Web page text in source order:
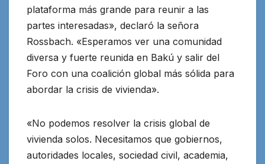
plataforma más grande para reunir a las
partes interesadas», declaró la señora
Rossbach. «Esperamos ver una comunidad
diversa y fuerte reunida en Bakú y salir del
Foro con una coalición global más sólida para
abordar la crisis de vivienda».
«No podemos resolver la crisis global de
vivienda solos. Necesitamos que gobiernos,
autoridades locales, sociedad civil, academia,